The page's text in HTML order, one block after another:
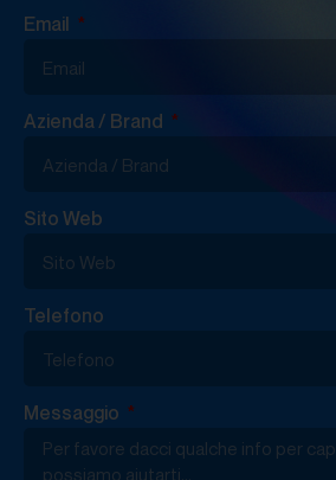
Email
Azienda / Brand
Sito Web
Telefono
Messaggio